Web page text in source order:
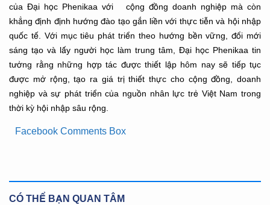
của Đại học Phenikaa với cộng đồng doanh nghiệp mà còn
khẳng định định hướng đào tạo gắn liền với thực tiễn và hội nhập
quốc tế. Với mục tiêu phát triển theo hướng bền vững, đổi mới
sáng tạo và lấy người học làm trung tâm, Đại học Phenikaa tin
tưởng rằng những hợp tác được thiết lập hôm nay sẽ tiếp tục
được mở rộng, tạo ra giá trị thiết thực cho cộng đồng, doanh
nghiệp và sự phát triển của nguồn nhân lực trẻ Việt Nam trong
thời kỳ hội nhập sâu rộng.
Facebook Comments Box
CÓ THỂ BẠN QUAN TÂM